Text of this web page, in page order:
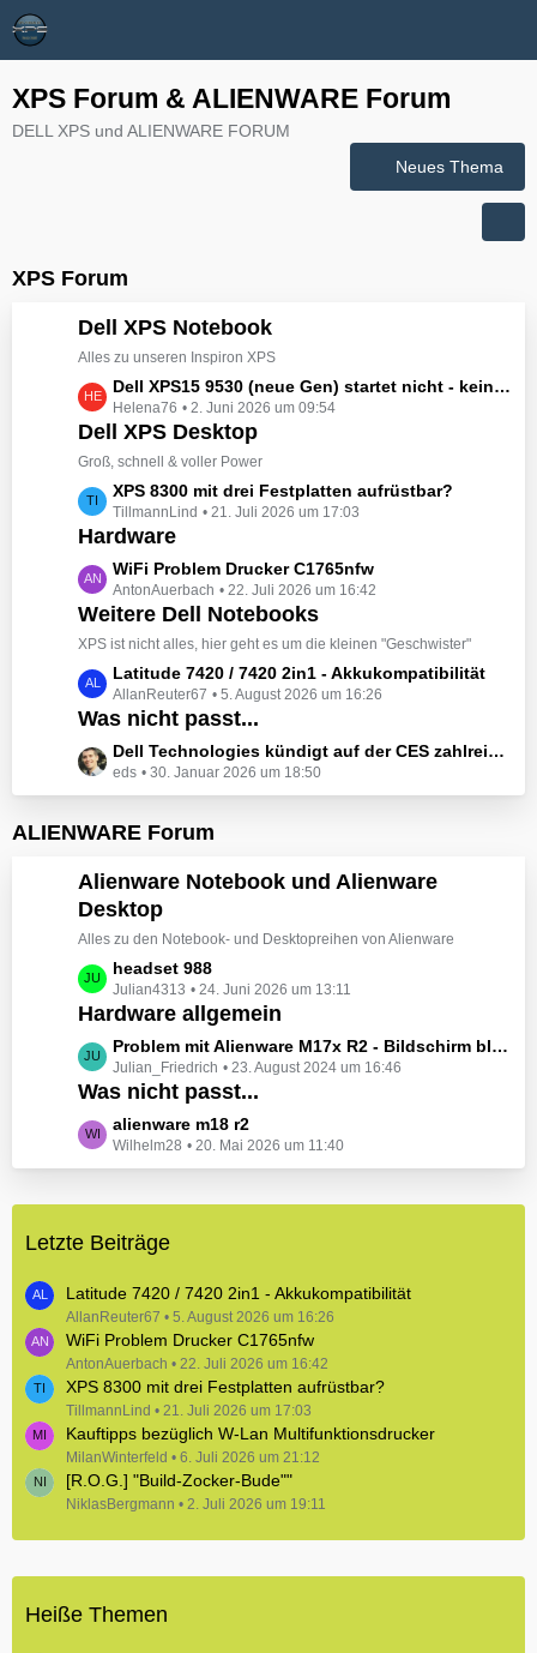
XPS Forum & ALIENWARE Forum
DELL XPS und ALIENWARE FORUM
Neues Thema
XPS Forum
Dell XPS Notebook
Alles zu unseren Inspiron XPS
L
e
t
z
e
B
i
r
ä
g
e
Dell XPS15 9530 (neue Gen) startet nicht - kein booten, kein Licht - nichts tut sich - hat jemand eine Idee wie man ihn zum Leben erwecken könnte?
Helena76 2. Juni 2026 um 09:54
Dell XPS Desktop
Groß, schnell & voller Power
L
e
t
z
t
e
B
i
r
ä
g
XPS 8300 mit drei Festplatten aufrüstbar?
TillmannLind 21. Juli 2026 um 17:03
Hardware
L
e
t
z
e
B
i
ä
e
WiFi Problem Drucker C1765nfw
AntonAuerbach 22. Juli 2026 um 16:42
Weitere Dell Notebooks
XPS ist nicht alles, hier geht es um die kleinen "Geschwister"
L
e
t
z
t
e
e
t
r
ä
g
e
Latitude 7420 / 7420 2in1 - Akkukompatibilität
AllanReuter67 5. August 2026 um 16:26
Was nicht passt...
L
e
t
z
e
B
e
i
t
r
ä
g
e
Dell Technologies kündigt auf der CES zahlreiche Alienware-Neuheiten an
eds 30. Januar 2026 um 18:50
ALIENWARE Forum
Alienware Notebook und Alienware
Desktop
Alles zu den Notebook- und Desktopreihen von Alienware
L
e
t
z
t
e
e
r
g
headset 988
Julian4313 24. Juni 2026 um 13:11
Hardware allgemein
L
e
t
z
t
e
i
ä
g
e
Problem mit Alienware M17x R2 - Bildschirm bleibt schwarz beim Start
Julian_Friedrich 23. August 2024 um 16:46
Was nicht passt...
L
e
t
e
e
i
t
r
ä
g
e
alienware m18 r2
Wilhelm28 20. Mai 2026 um 11:40
Letzte Beiträge
Latitude 7420 / 7420 2in1 - Akkukompatibilität
AllanReuter67 5. August 2026 um 16:26
WiFi Problem Drucker C1765nfw
AntonAuerbach 22. Juli 2026 um 16:42
XPS 8300 mit drei Festplatten aufrüstbar?
TillmannLind 21. Juli 2026 um 17:03
Kauftipps bezüglich W-Lan Multifunktionsdrucker
MilanWinterfeld 6. Juli 2026 um 21:12
[R.O.G.] "Build-Zocker-Bude""
NiklasBergmann 2. Juli 2026 um 19:11
Heiße Themen